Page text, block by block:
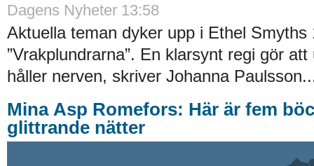
Dagens Nyheter 13:58
Aktuella teman dyker upp i Ethel Smyths
”Vrakplundrarna”. En klarsynt regi gör
håller nerven, skriver Johanna
Mina Asp Romefors: Här är fem
glittrande nätter